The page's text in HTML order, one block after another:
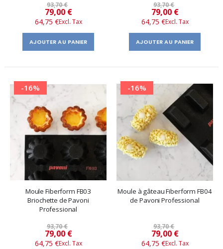
93,70 €
Prix
​​
spécial
79,00 €
64,75 €
AJOUTER AU PANIER
93,70 €
Prix
​​
spécial
79,00 €
64,75 €
AJOUTER AU PANIER
-16%
Moule Fiberform FB03
Briochette de Pavoni
Professional
93,70 €
Prix
​​
spécial
79,00 €
64,75 €
-16%
Moule à gâteau Fiberform FB04
de Pavoni Professional
93,70 €
Prix
​​
spécial
79,00 €
64,75 €